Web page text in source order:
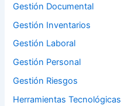
Gestión Documental
Gestión Inventarios
Gestión Laboral
Gestión Personal
Gestión Riesgos
Herramientas Tecnológicas